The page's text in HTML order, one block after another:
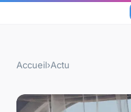
Accueil›Actu